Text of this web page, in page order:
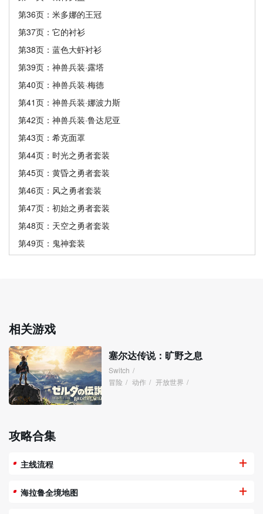
第36页：米多娜的王冠
第37页：它的衬衫
第38页：蓝色大虾衬衫
第39页：神兽兵装·露塔
第40页：神兽兵装·梅德
第41页：神兽兵装·娜波力斯
第42页：神兽兵装·鲁达尼亚
第43页：希克面罩
第44页：时光之勇者套装
第45页：黄昏之勇者套装
第46页：风之勇者套装
第47页：初始之勇者套装
第48页：天空之勇者套装
第49页：鬼神套装
相关游戏
塞尔达传说：旷野之息
Switch /
冒险 / 动作 / 开放世界 /
攻略合集
主线流程
海拉鲁全境地图